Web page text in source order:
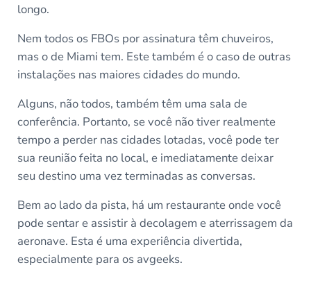
longo.
Nem todos os FBOs por assinatura têm chuveiros,
mas o de Miami tem. Este também é o caso de outras
instalações nas maiores cidades do mundo.
Alguns, não todos, também têm uma sala de
conferência. Portanto, se você não tiver realmente
tempo a perder nas cidades lotadas, você pode ter
sua reunião feita no local, e imediatamente deixar
seu destino uma vez terminadas as conversas.
Bem ao lado da pista, há um restaurante onde você
pode sentar e assistir à decolagem e aterrissagem da
aeronave. Esta é uma experiência divertida,
especialmente para os avgeeks.